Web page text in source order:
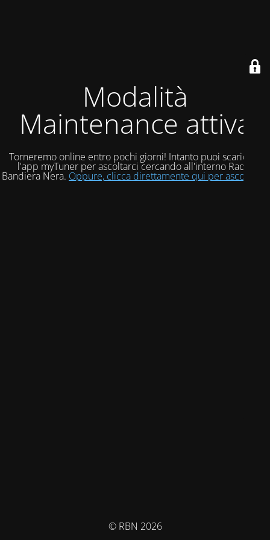
Modalità
Maintenance attiva
Torneremo online entro pochi giorni! Intanto puoi scaricare
l'app myTuner per ascoltarci cercando all'interno Radio
Bandiera Nera. Oppure, clicca direttamente qui per ascoltarci!
© RBN 2026